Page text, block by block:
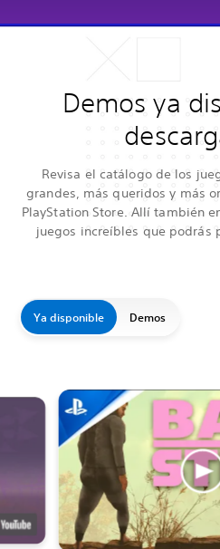
Demos ya
Revisa el catálogo de los
grandes, más queridos y más
PlayStation Store. Allí también
juegos increíbles que podrás
Ya disponible Demos